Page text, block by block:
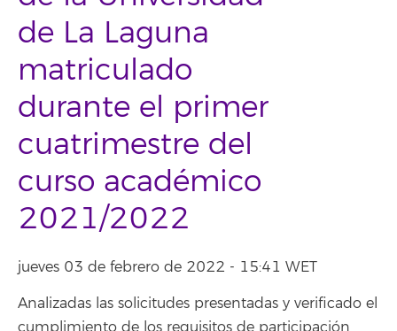
de La Laguna
matriculado
durante el primer
cuatrimestre del
curso académico
2021/2022
jueves 03 de febrero de 2022 - 15:41 WET
Analizadas las solicitudes presentadas y verificado el
cumplimiento de los requisitos de participación